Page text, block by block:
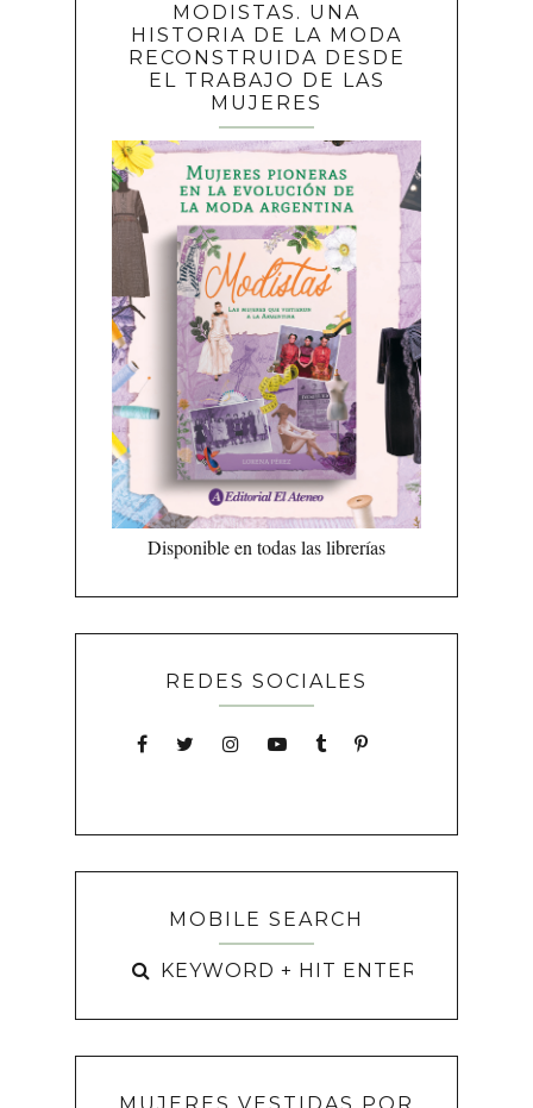
MODISTAS. UNA
HISTORIA DE LA MODA
RECONSTRUIDA DESDE
EL TRABAJO DE LAS
MUJERES
Disponible en todas las librerías
REDES SOCIALES
MOBILE SEARCH